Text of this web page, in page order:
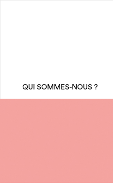
QUI SOMMES-NOUS ?